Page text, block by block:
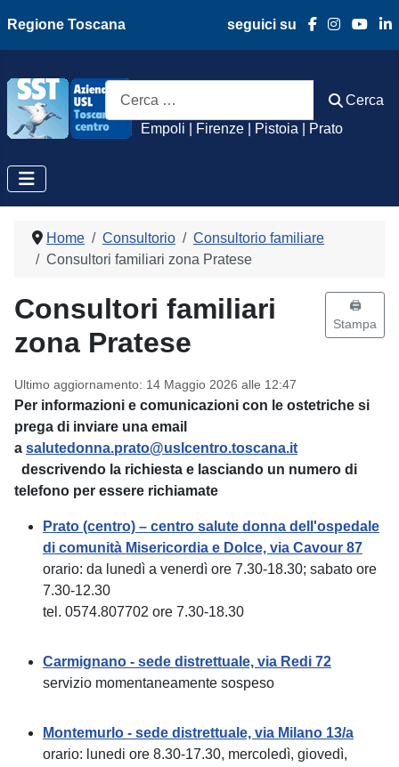
Regione Toscana seguici su
Azienda Usl
Empoli | Firenze | Pistoia | Prato
Cerca
Cerca
Home Consultorio
Consultorio familiare
Consultori familiari zona Pratese
Consultori familiari
zona Pratese
Ultimo aggiornamento: 14 Maggio 2026 alle 12:47
🖨️
Stampa
Per informazioni e comunicazioni con le ostetriche si
prega di inviare una email
a salutedonna.prato@uslcentro.toscana.it
descrivendo la richiesta e lasciando un numero di
telefono per essere richiamate
Prato (centro) – centro salute donna dell'ospedale
di comunità Misericordia e Dolce, via Cavour 87
orario: da lunedì a venerdì ore 7.30-18.30; sabato ore
7.30-12.30
tel. 0574.807702 ore 7.30-18.30
Carmignano - sede distrettuale, via Redi 72
servizio momentaneamente sospeso
Montemurlo - sede distrettuale, via Milano 13/a
orario: lunedi ore 8.30-17.30, mercoledì, giovedì,